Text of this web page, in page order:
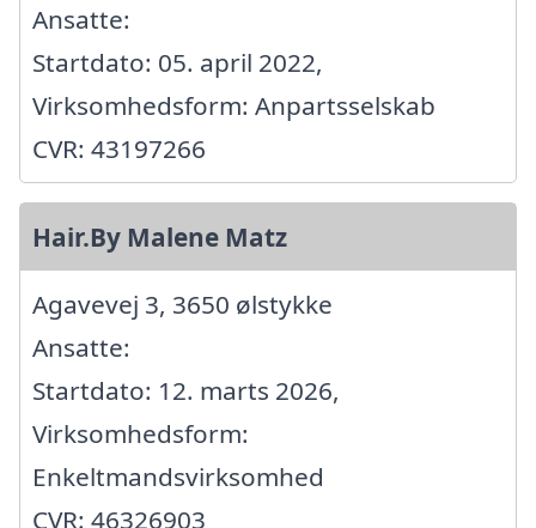
Ansatte:
Startdato: 05. april 2022,
Virksomhedsform: Anpartsselskab
CVR: 43197266
Hair.By Malene Matz
Agavevej 3, 3650 ølstykke
Ansatte:
Startdato: 12. marts 2026,
Virksomhedsform:
Enkeltmandsvirksomhed
CVR: 46326903